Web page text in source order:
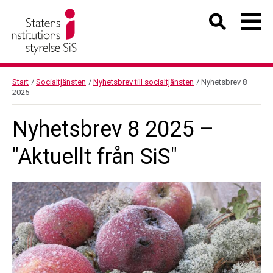
Start / Socialtjänsten / Nyhetsbrev till socialtjänsten / Nyhetsbrev 8
2025
Nyhetsbrev 8 2025 –
"Aktuellt från SiS"